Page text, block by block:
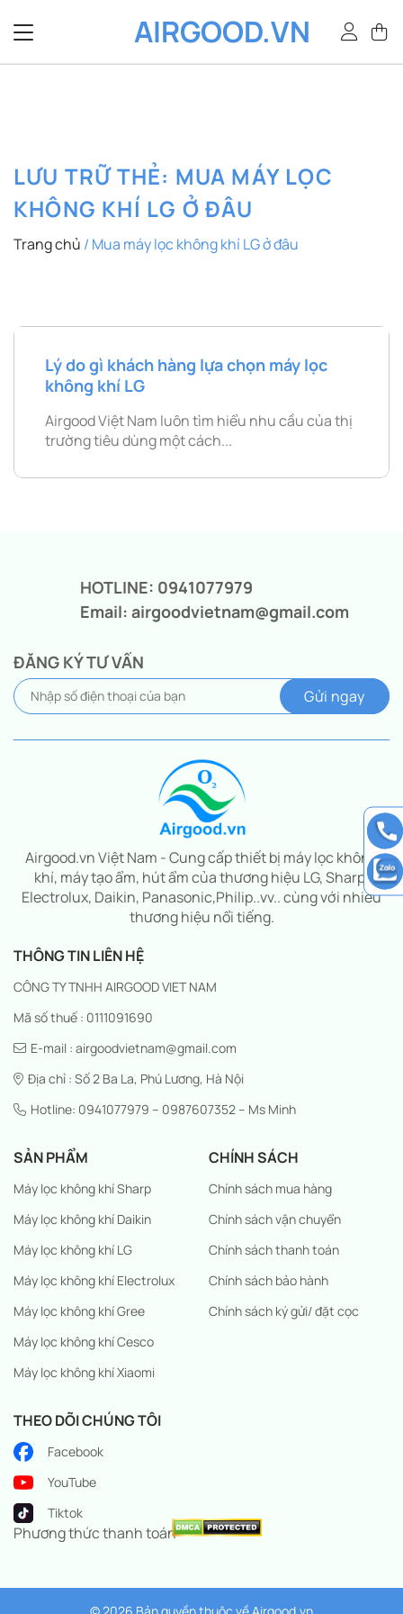
qua
dung
AIRGOOD.VN
LƯU TRỮ THẺ: MUA MÁY LỌC
KHÔNG KHÍ LG Ở ĐÂU
Trang chủ / Mua máy lọc không khí LG ở đâu
Lý do gì khách hàng lựa chọn máy lọc
không khí LG
Airgood Việt Nam luôn tìm hiểu nhu cầu của thị
trường tiêu dùng một cách...
HOTLINE: 0941077979
Email: airgoodvietnam@gmail.com
ĐĂNG KÝ TƯ VẤN
Airgood.vn Việt Nam - Cung cấp thiết bị máy lọc không
khí, máy tạo ẩm, hút ẩm của thương hiệu LG, Sharp,
Electrolux, Daikin, Panasonic,Philip..vv.. cùng với nhiều
thương hiệu nổi tiếng.
THÔNG TIN LIÊN HỆ
CÔNG TY TNHH AIRGOOD VIET NAM
Mã số thuế : 0111091690
E-mail : airgoodvietnam@gmail.com
Địa chỉ : Số 2 Ba La, Phú Lương, Hà Nội
Hotline: 0941077979 – 0987607352 – Ms Minh
SẢN PHẨM
Máy lọc không khí Sharp
Máy lọc không khí Daikin
Máy lọc không khí LG
Máy lọc không khí Electrolux
Máy lọc không khí Gree
Máy lọc không khí Cesco
Máy lọc không khí Xiaomi
CHÍNH SÁCH
Chính sách mua hàng
Chính sách vận chuyển
Chính sách thanh toán
Chính sách bảo hành
Chính sách ký gửi/ đặt cọc
THEO DÕI CHÚNG TÔI
Facebook
YouTube
Tiktok
Phương thức thanh toán